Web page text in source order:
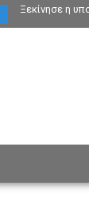
Ξεκίνησε η